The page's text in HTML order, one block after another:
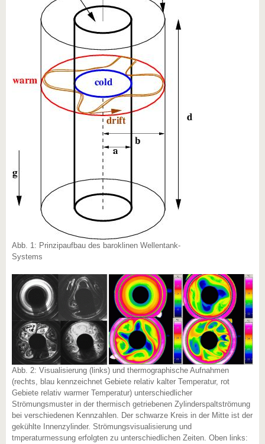
Abb. 1: Prinzipaufbau des baroklinen Wellentank-
Systems
Abb. 2: Visualisierung (links) und thermographische Aufnahmen
(rechts, blau kennzeichnet Gebiete relativ kalter Temperatur, rot
Gebiete relativ warmer Temperatur) unterschiedlicher
Strömungsmuster in der thermisch getriebenen Zylinderspaltströmung
bei verschiedenen Kennzahlen. Der schwarze Kreis in der Mitte ist der
gekühlte Innenzylinder. Strömungsvisualisierung und
tmperaturmessung erfolgten zu unterschiedlichen Zeiten. Oben links: